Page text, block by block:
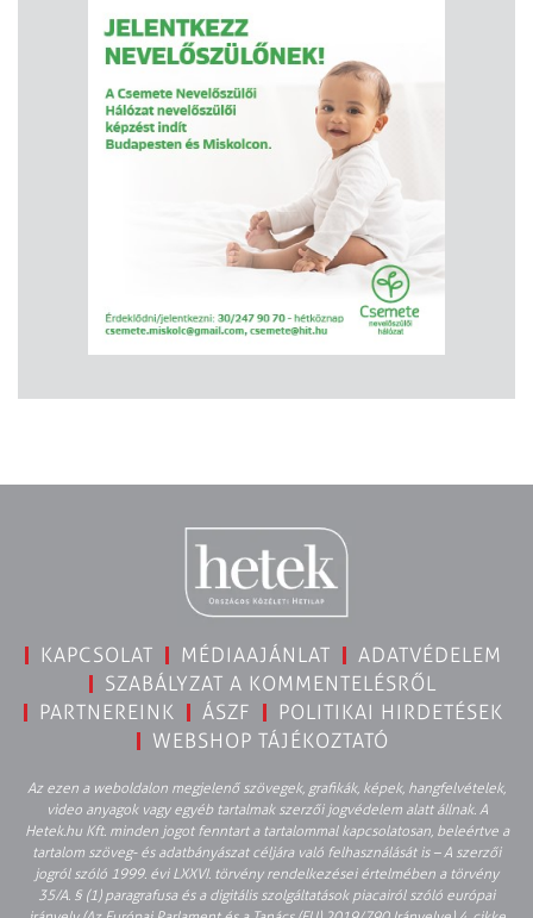
KAPCSOLAT MÉDIAAJÁNLAT
ADATVÉDELEM
SZABÁLYZAT A KOMMENTELÉSRŐL
PARTNEREINK
ÁSZF
POLITIKAI HIRDETÉSEK
WEBSHOP TÁJÉKOZTATÓ
Az ezen a weboldalon megjelenő szövegek, grafikák, képek, hangfelvételek,
video anyagok vagy egyéb tartalmak szerzői jogvédelem alatt állnak. A
Hetek.hu Kft. minden jogot fenntart a tartalommal kapcsolatosan, beleértve a
tartalom szöveg- és adatbányászat céljára való felhasználását is – A szerzői
jogról szóló 1999. évi LXXVI. törvény rendelkezései értelmében a törvény
35/A. § (1) paragrafusa és a digitális szolgáltatások piacairól szóló európai